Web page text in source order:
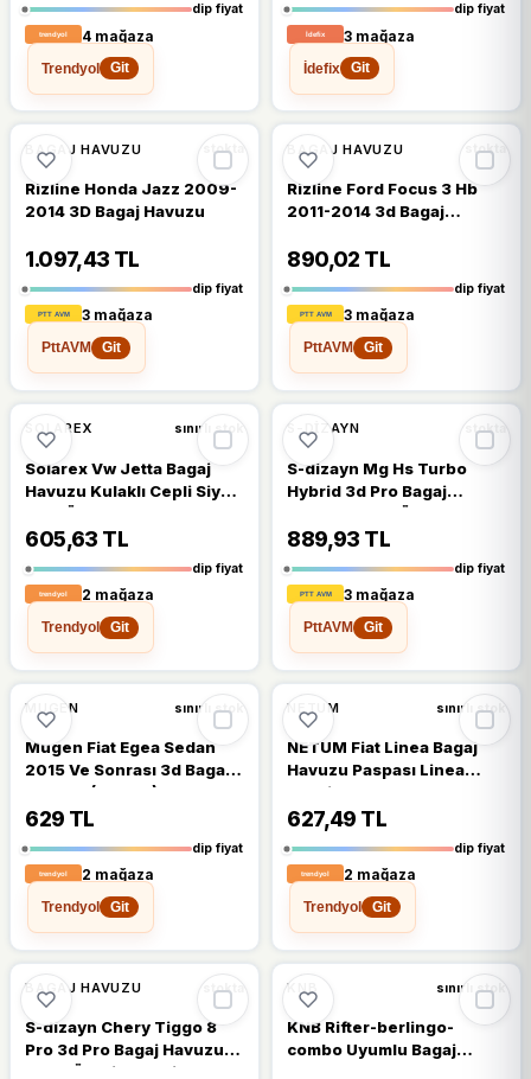
dip fiyat
4 mağaza
Trendyol
Git
dip fiyat
3 mağaza
İdefix
Git
%25 %25 DÜŞTÜ
BAGAJ HAVUZU stokta
Rizline Honda Jazz 2009-
2014 3D Bagaj Havuzu
1.097,43 TL
dip fiyat
3 mağaza
PttAVM
Git
%25 %25 DÜŞTÜ
BAGAJ HAVUZU stokta
Rizline Ford Focus 3 Hb
2011-2014 3d Bagaj
890,02 TL
dip fiyat
3 mağaza
PttAVM
Git
%22 %22 DÜŞTÜ
SOLAREX sınırlı stok
Solarex Vw Jetta Bagaj
Havuzu Kulaklı Cepli Siyah
2011 Üzeri Uyumlu A Kalite
605,63 TL
dip fiyat
2 mağaza
Trendyol
Git
%20 %20 DÜŞTÜ
S-DIZAYN stokta
S-dizayn Mg Hs Turbo
Hybrid 3d Pro Bagaj
Havuzu 2024 Üzeri A+
Kalite
889,93 TL
dip fiyat
3 mağaza
PttAVM
Git
%20 %20 DÜŞTÜ
MUGEN sınırlı stok
Mugen Fiat Egea Sedan
2015 Ve Sonrası 3d Bagaj
Havuzu (2502K)
629 TL
dip fiyat
2 mağaza
Trendyol
Git
%19
NETUM sınırlı stok
NETUM Fiat Linea Bagaj
Havuzu Paspası Linea
Bagaj Paspası
627,49 TL
dip fiyat
2 mağaza
Trendyol
Git
%19
BAGAJ HAVUZU stokta
S-dizayn Chery Tiggo 8
Pro 3d Pro Bagaj Havuzu
2022 Üzeri A+ Kalite
%18
KNB sınırlı stok
KNB Rifter-berlingo-
combo Uyumlu Bagaj